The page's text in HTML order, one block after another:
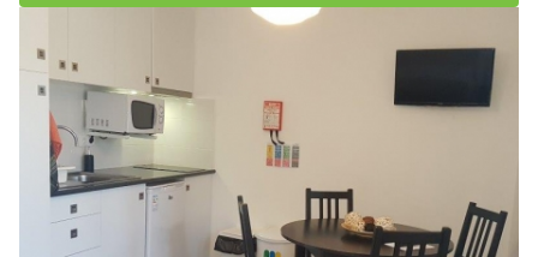
Quarto - Casa do Azevinho